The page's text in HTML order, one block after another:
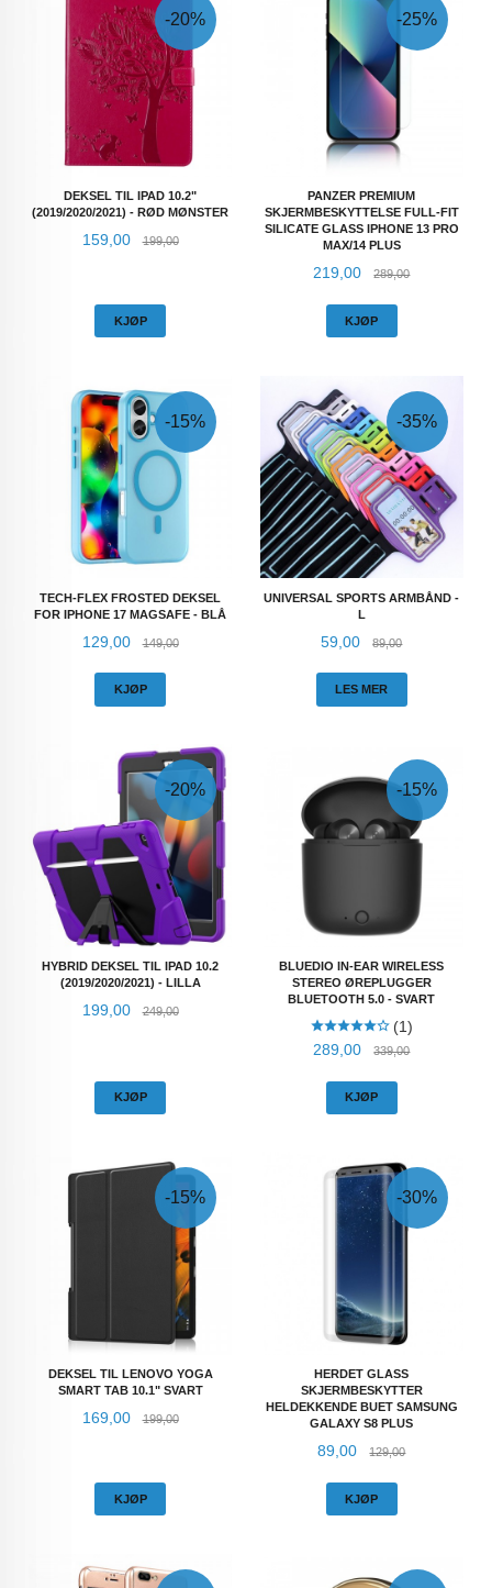
DEKSEL TIL IPAD 10.2"
(2019/2020/2021) - RØD MØNSTER
Tilbud
159,00 199,00Rabatt
-20%
KJØP
PANZER PREMIUM
SKJERMBESKYTTELSE FULL-FIT
SILICATE GLASS IPHONE 13 PRO
MAX/14 PLUS
Tilbud
219,00 289,00Rabatt
-25%
KJØP
TECH-FLEX FROSTED DEKSEL
FOR IPHONE 17 MAGSAFE - BLÅ
Tilbud
129,00 149,00Rabatt
-15%
KJØP
UNIVERSAL SPORTS ARMBÅND -
L
Tilbud
59,00 89,00Rabatt
-35%
LES MER
HYBRID DEKSEL TIL IPAD 10.2
(2019/2020/2021) - LILLA
Tilbud
199,00 249,00Rabatt
-20%
KJØP
BLUEDIO IN-EAR WIRELESS
STEREO ØREPLUGGER
BLUETOOTH 5.0 - SVART
(1)
Tilbud
289,00 339,00Rabatt
-15%
KJØP
DEKSEL TIL LENOVO YOGA
SMART TAB 10.1" SVART
Tilbud
169,00 199,00Rabatt
-15%
KJØP
HERDET GLASS
SKJERMBESKYTTER
HELDEKKENDE BUET SAMSUNG
GALAXY S8 PLUS
Tilbud
89,00 129,00Rabatt
-30%
KJØP